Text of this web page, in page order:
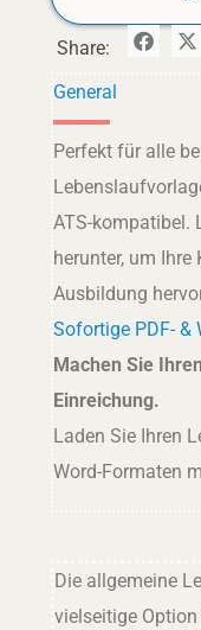
Share:
General
Perfekt für alle
ATS-kompatibel.
herunter, um Ihre
Ausbildung
Sofortige PDF- &
Machen Sie
Einreichung.
Laden Sie Ihren
Word-Formaten
Die allgemeine
vielseitige